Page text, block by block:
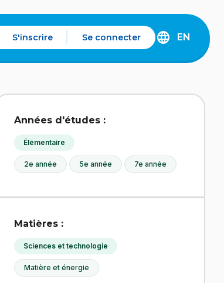
onglet.
S'inscrire Se connecter
DISCOVER
EN
Années d'études :
Élémentaire
2e année 5e année 7e année
Matières :
Sciences et technologie
Matière et énergie